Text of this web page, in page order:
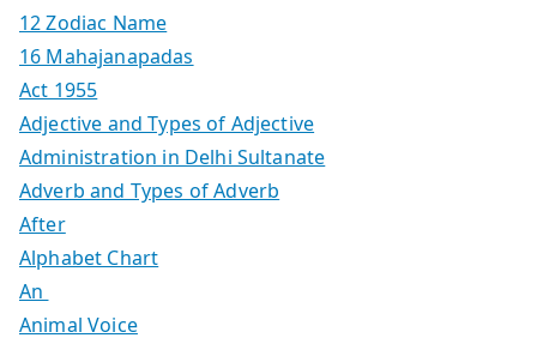
12 Zodiac Name
16 Mahajanapadas
Act 1955
Adjective and Types of Adjective
Administration in Delhi Sultanate
Adverb and Types of Adverb
After
Alphabet Chart
An
Animal Voice